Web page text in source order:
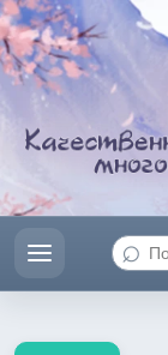
⌕